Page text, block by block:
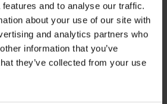
and to analyse our traffic.
about your use of our site with
and analytics partners who
information that you’ve
they’ve collected from your use